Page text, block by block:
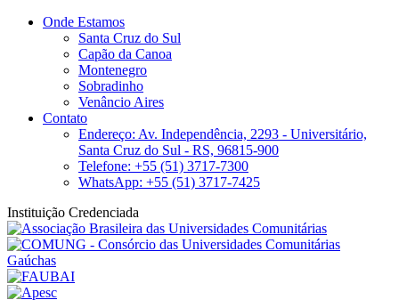
Onde Estamos
Santa Cruz do Sul
Capão da Canoa
Montenegro
Sobradinho
Venâncio Aires
Contato
Endereço: Av. Independência, 2293 - Universitário,
Santa Cruz do Sul - RS, 96815-900
Telefone: +55 (51) 3717-7300
WhatsApp: +55 (51) 3717-7425
Instituição Credenciada